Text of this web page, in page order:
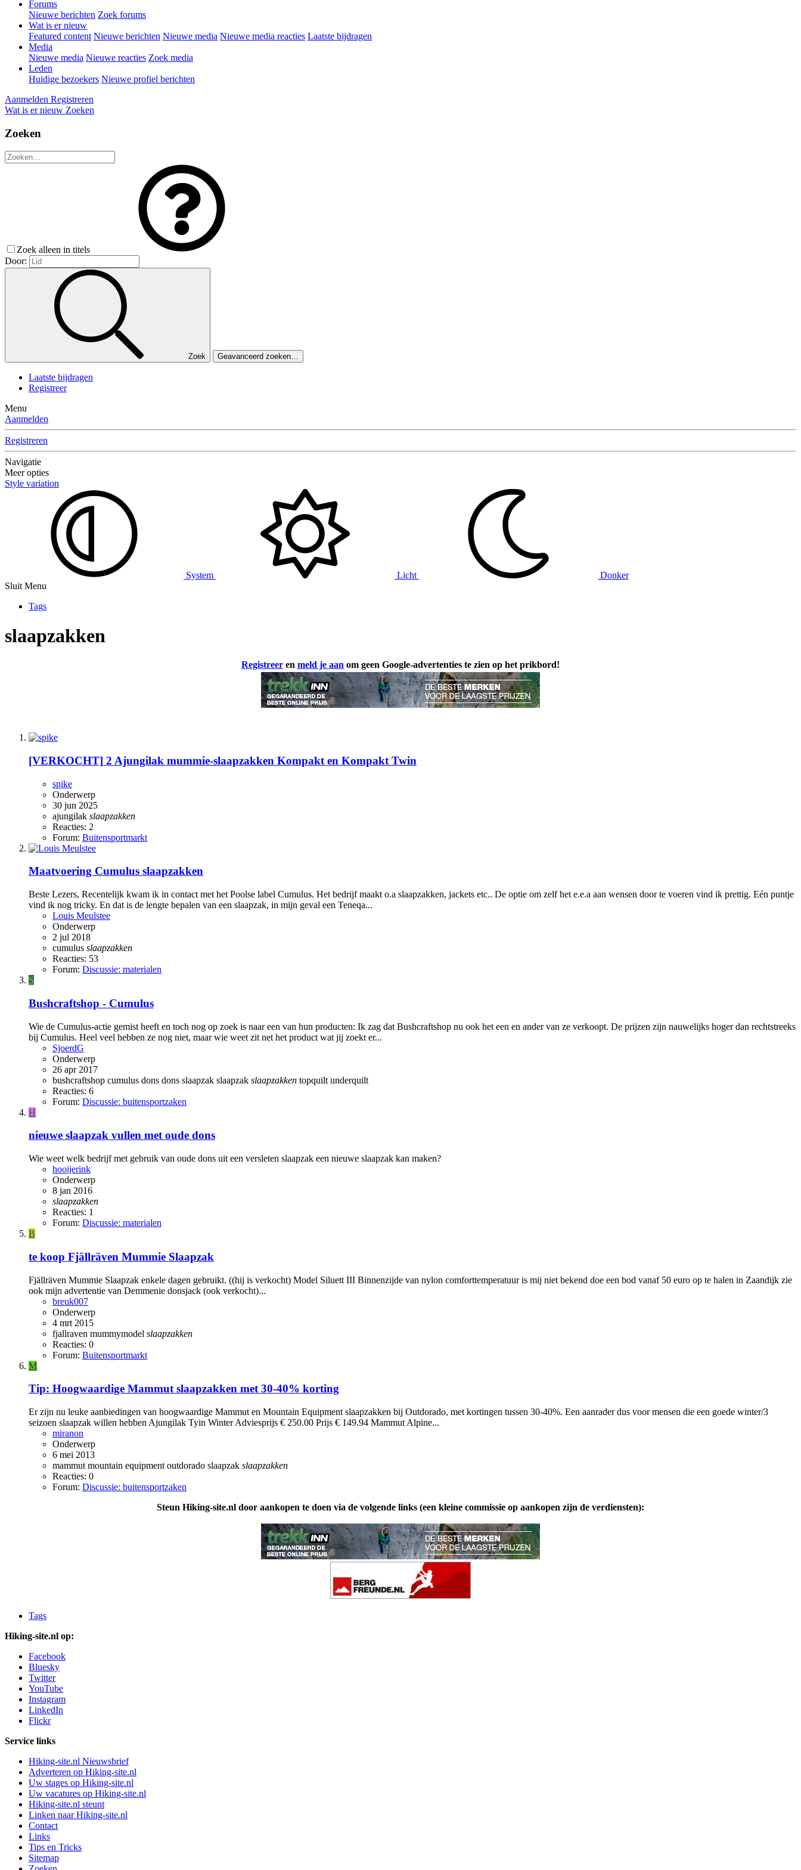
Forums
Nieuwe berichten Zoek forums
Wat is er nieuw
Featured content Nieuwe berichten Nieuwe media Nieuwe media reacties Laatste bijdragen
Media
Nieuwe media Nieuwe reacties Zoek media
Leden
Huidige bezoekers Nieuwe profiel berichten
Aanmelden Registreren
Wat is er nieuw Zoeken
Zoeken
Zoek alleen in titels
Door:
Zoek Geavanceerd zoeken…
Laatste bijdragen
Registreer
Menu
Aanmelden
Registreren
Navigatie
Meer opties
Style variation
System Licht
Donker
Sluit Menu
Tags
slaapzakken
Registreer en meld je aan om geen Google-advertenties te zien op het prikbord!
[VERKOCHT] 2 Ajungilak mummie-slaapzakken Kompakt en Kompakt Twin
spike
Onderwerp
30 jun 2025
ajungilak slaapzakken
Reacties: 2
Forum: Buitensportmarkt
Maatvoering Cumulus slaapzakken
Beste Lezers, Recentelijk kwam ik in contact met het Poolse label Cumulus. Het bedrijf maakt o.a slaapzakken, jackets etc.. De optie om zelf het e.e.a aan wensen door te voeren vind ik prettig. Eén puntje
vind ik nog tricky. En dat is de lengte bepalen van een slaapzak, in mijn geval een Teneqa...
Louis Meulstee
Onderwerp
2 jul 2018
cumulus slaapzakken
Reacties: 53
Forum: Discussie: materialen
S
Bushcraftshop - Cumulus
Wie de Cumulus-actie gemist heeft en toch nog op zoek is naar een van hun producten: Ik zag dat Bushcraftshop nu ook het een en ander van ze verkoopt. De prijzen zijn nauwelijks hoger dan rechtstreeks
bij Cumulus. Heel veel hebben ze nog niet, maar wie weet zit net het product wat jij zoekt er...
SjoerdG
Onderwerp
26 apr 2017
bushcraftshop cumulus dons dons slaapzak slaapzak slaapzakken topquilt underquilt
Reacties: 6
Forum: Discussie: buitensportzaken
H
nieuwe slaapzak vullen met oude dons
Wie weet welk bedrijf met gebruik van oude dons uit een versleten slaapzak een nieuwe slaapzak kan maken?
hooijerink
Onderwerp
8 jan 2016
slaapzakken
Reacties: 1
Forum: Discussie: materialen
B
te koop Fjällräven Mummie Slaapzak
Fjällräven Mummie Slaapzak enkele dagen gebruikt. ((hij is verkocht) Model Siluett III Binnenzijde van nylon comforttemperatuur is mij niet bekend doe een bod vanaf 50 euro op te halen in Zaandijk zie
ook mijn advertentie van Demmenie donsjack (ook verkocht)...
breuk007
Onderwerp
4 mrt 2015
fjallraven mummymodel slaapzakken
Reacties: 0
Forum: Buitensportmarkt
M
Tip: Hoogwaardige Mammut slaapzakken met 30-40% korting
Er zijn nu leuke aanbiedingen van hoogwaardige Mammut en Mountain Equipment slaapzakken bij Outdorado, met kortingen tussen 30-40%. Een aanrader dus voor mensen die een goede winter/3
seizoen slaapzak willen hebben Ajungilak Tyin Winter Adviesprijs € 250.00 Prijs € 149.94 Mammut Alpine...
miranon
Onderwerp
6 mei 2013
mammut mountain equipment outdorado slaapzak slaapzakken
Reacties: 0
Forum: Discussie: buitensportzaken
Steun Hiking-site.nl door aankopen te doen via de volgende links (een kleine commissie op aankopen zijn de verdiensten):
Tags
Hiking-site.nl op:
Facebook
Bluesky
Twitter
YouTube
Instagram
LinkedIn
Flickr
Service links
Hiking-site.nl Nieuwsbrief
Adverteren op Hiking-site.nl
Uw stages op Hiking-site.nl
Uw vacatures op Hiking-site.nl
Hiking-site.nl steunt
Linken naar Hiking-site.nl
Contact
Links
Tips en Tricks
Sitemap